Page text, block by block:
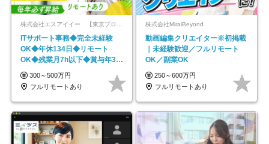
株式会社エスアイイー 【東京プロマーケット上場】
ITサポート事務◆完全未経験
OK◆年休134日◆リモート
OK◆残業月7h以下◆賞与年3回
◆5年目まで必ず昇給
300～500万円
フルリモートあり
株式会社MiraiBeyond
動画編集クリエイター※初掲載
｜未経験歓迎／フルリモート
OK／副業OK
250～600万円
フルリモートあり